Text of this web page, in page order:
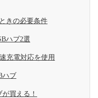
きの必要条件
ハブ2選
充電対応を使用
ハブ
買える！